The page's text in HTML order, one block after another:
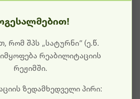
შეფერხებისთვის. ამჟამად
განახლება და ტექნიკური
სამუშაოები.
იქნება. გმადლობთ
რომ შპს „სატურნი“ (ე.წ.
იმყოფება რეაბილიტაციის
რეჟიმში.
ზედამხედველი პირი: